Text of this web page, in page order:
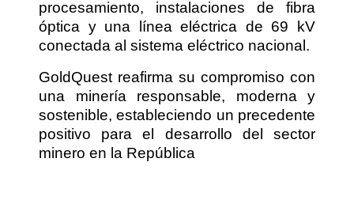
procesamiento, instalaciones de fibra
óptica y una línea eléctrica de 69 kV
conectada al sistema eléctrico nacional.
GoldQuest reafirma su compromiso con
una minería responsable, moderna y
sostenible, estableciendo un precedente
positivo para el desarrollo del sector
minero en la República